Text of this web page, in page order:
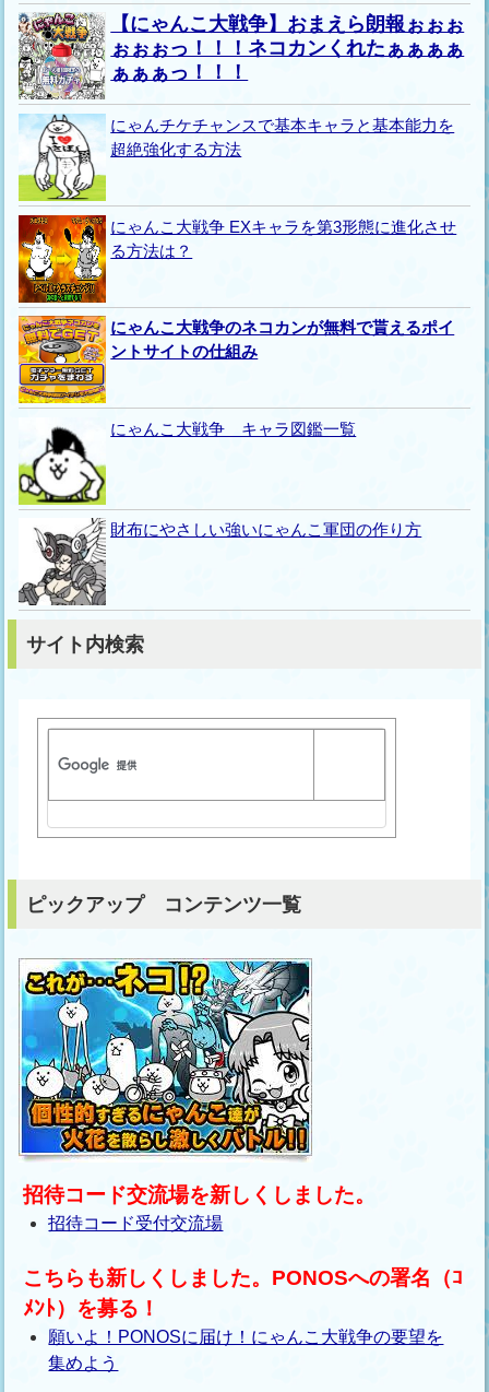
【にゃんこ大戦争】おまえら朗報ぉぉぉ
ぉぉぉっ！！！ネコカンくれたぁぁぁぁ
ぁぁぁっ！！！
にゃんチケチャンスで基本キャラと基本能力を
超絶強化する方法
にゃんこ大戦争 EXキャラを第3形態に進化させ
る方法は？
にゃんこ大戦争のネコカンが無料で貰えるポイ
ントサイトの仕組み
にゃんこ大戦争 キャラ図鑑一覧
財布にやさしい強いにゃんこ軍団の作り方
サイト内検索
ピックアップ コンテンツ一覧
招待コード交流場を新しくしました。
招待コード受付交流場
こちらも新しくしました。PONOSへの署名（ｺ
ﾒﾝﾄ）を募る！
願いよ！PONOSに届け！にゃんこ大戦争の要望を
集めよう